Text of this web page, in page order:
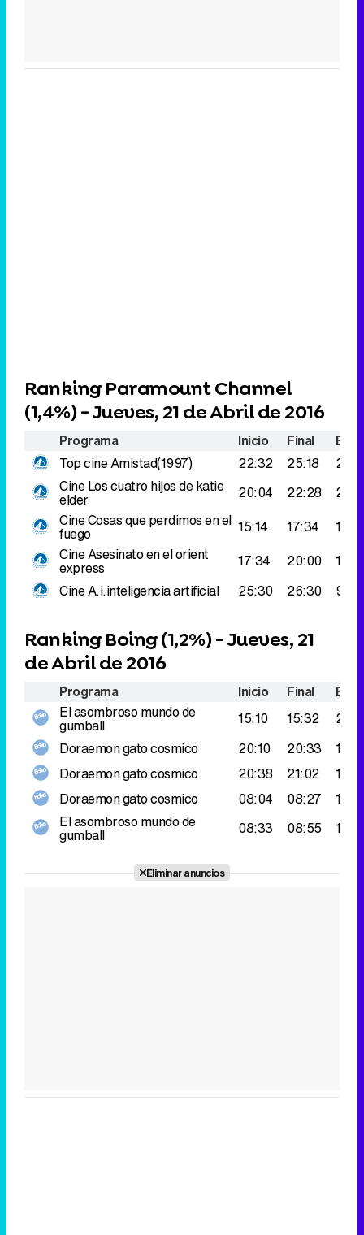
Ranking Paramount Channel
(1,4%) - Jueves, 21 de Abril de 2016
Programa Inicio Final
Top cineAmistad(1997) 22:32 25:18
CineLos cuatro hijos de katie
elder 20:04 22:28
CineCosas que perdimos en el
fuego 15:14 17:34
CineAsesinato en el orient
express 17:34 20:00
CineA.i.inteligencia artificial 25:30 26:30
Ranking Boing (1,2%) - Jueves, 21
de Abril de 2016
Programa Inicio Final
El asombroso mundo de
gumball 15:10 15:32
Doraemon gato cosmico
20:10 20:33
Doraemon gato cosmico
20:38 21:02
Doraemon gato cosmico
08:04 08:27
El asombroso mundo de
gumball 08:33 08:55
Eliminar anuncios